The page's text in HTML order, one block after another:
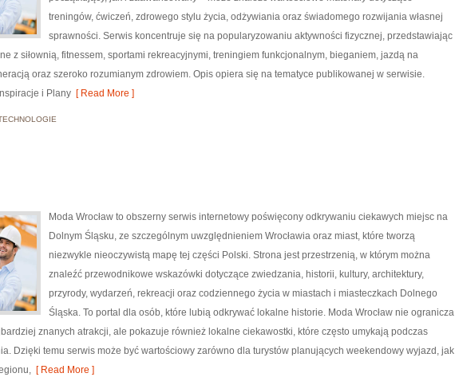
treningów, ćwiczeń, zdrowego stylu życia, odżywiania oraz świadomego rozwijania własnej
sprawności. Serwis koncentruje się na popularyzowaniu aktywności fizycznej, przedstawiając
z siłownią, fitnessem, sportami rekreacyjnymi, treningiem funkcjonalnym, bieganiem, jazdą na
oraz szeroko rozumianym zdrowiem. Opis opiera się na tematyce publikowanej w serwisie.
i Plany [ Read More ]
Moda Wrocław to obszerny serwis internetowy poświęcony odkrywaniu ciekawych miejsc na
Dolnym Śląsku, ze szczególnym uwzględnieniem Wrocławia oraz miast, które tworzą
niezwykle nieoczywistą mapę tej części Polski. Strona jest przestrzenią, w którym można
znaleźć przewodnikowe wskazówki dotyczące zwiedzania, historii, kultury, architektury,
przyrody, wydarzeń, rekreacji oraz codziennego życia w miastach i miasteczkach Dolnego
Śląska. To portal dla osób, które lubią odkrywać lokalne historie. Moda Wrocław nie ogranicza
znanych atrakcji, ale pokazuje również lokalne ciekawostki, które często umykają podczas
Dzięki temu serwis może być wartościowy zarówno dla turystów planujących weekendowy wyjazd, jak
[ Read More ]